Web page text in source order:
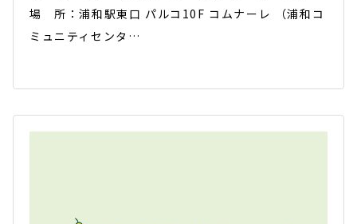
場 所：浦和駅東口 パルコ10F コムナーレ （浦和コ
ミュニティセンタ…